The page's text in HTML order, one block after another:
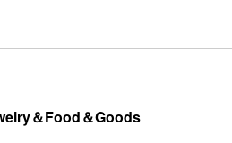
＆Food＆Goods